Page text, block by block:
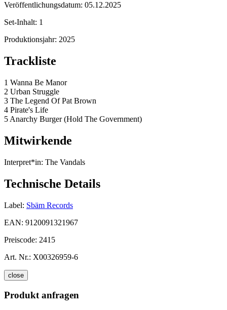
Veröffentlichungsdatum: 05.12.2025
Set-Inhalt: 1
Produktionsjahr: 2025
Trackliste
1 Wanna Be Manor
2 Urban Struggle
3 The Legend Of Pat Brown
4 Pirate's Life
5 Anarchy Burger (Hold The Government)
Mitwirkende
Interpret*in: The Vandals
Technische Details
Label: Sbäm Records
EAN: 9120091321967
Preiscode: 2415
Art. Nr.: X00326959-6
close
Produkt anfragen